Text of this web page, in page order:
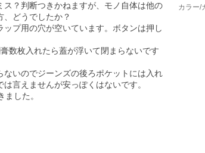
？判断つきかねますが、モノ自体は他の
、どうでしたか？
プ用の穴が空いています。ボタンは押し
数枚入れたら蓋が浮いて閉まらないです
いのでジーンズの後ろポケットには入れ
言えませんが安っぽくはないです。
した。
カラー/